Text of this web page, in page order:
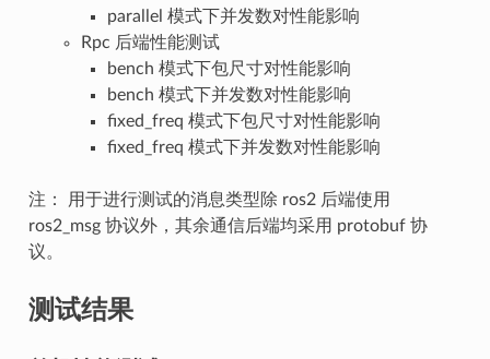
parallel 模式下并发数对性能影响
Rpc 后端性能测试
bench 模式下包尺寸对性能影响
bench 模式下并发数对性能影响
fixed_freq 模式下包尺寸对性能影响
fixed_freq 模式下并发数对性能影响
注： 用于进行测试的消息类型除 ros2 后端使用
ros2_msg 协议外，其余通信后端均采用 protobuf 协
议。
测试结果